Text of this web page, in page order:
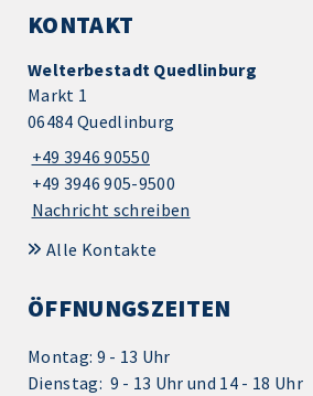
KONTAKT
Welterbestadt Quedlinburg
Markt 1
06484 Quedlinburg
+49 3946 90550
+49 3946 905-9500
Nachricht schreiben
Alle Kontakte
ÖFFNUNGSZEITEN
Montag: 9 - 13 Uhr
Dienstag: 9 - 13 Uhr und 14 - 18 Uhr